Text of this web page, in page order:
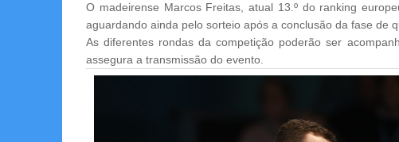
O madeirense Marcos Freitas, atual 13.º do ranking
aguardando ainda pelo sorteio após a conclusão da fase de
As diferentes rondas da competição poderão ser
assegura a transmissão do evento.